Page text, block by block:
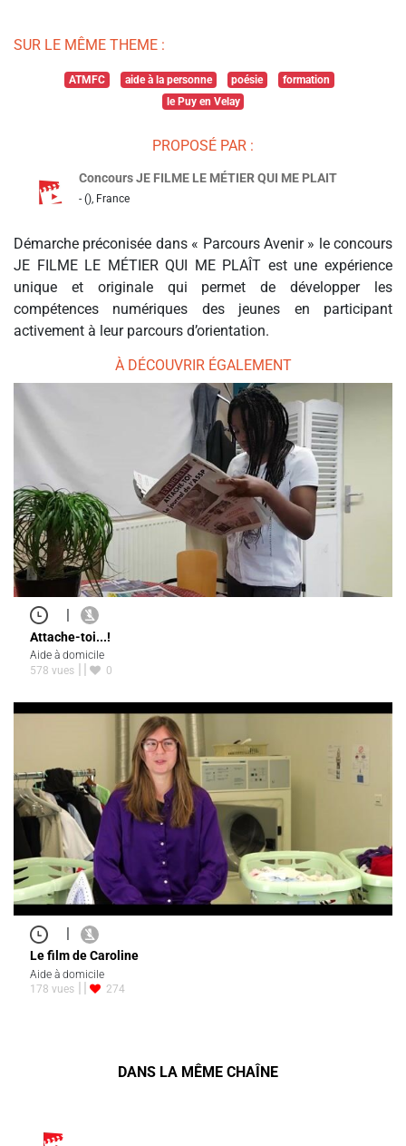
SUR LE MÊME THEME :
ATMFC aide à la personne poésie
formation
le Puy en Velay
PROPOSÉ PAR :
Concours JE FILME LE MÉTIER QUI ME PLAIT
- (), France
Démarche préconisée dans « Parcours Avenir » le concours
JE FILME LE MÉTIER QUI ME PLAÎT est une expérience
unique et originale qui permet de développer les
compétences numériques des jeunes en participant
activement à leur parcours d’orientation.
À DÉCOUVRIR ÉGALEMENT
|
Attache-toi...!
Aide à domicile
578 vues
0
|
Le film de Caroline
Aide à domicile
178 vues
274
DANS LA MÊME CHAÎNE